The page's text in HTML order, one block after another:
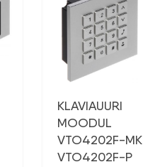
KLAVIAUURI
MOODUL
VTO4202F-MK
VTO4202F-P